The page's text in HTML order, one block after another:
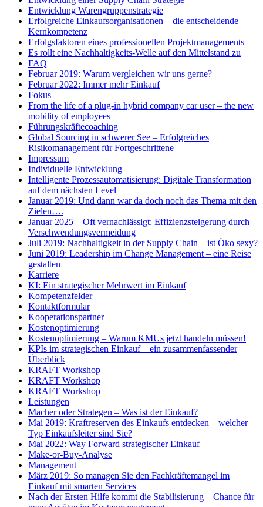
Entwicklung Warengruppenstrategie
Erfolgreiche Einkaufsorganisationen – die entscheidende
Kernkompetenz
Erfolgsfaktoren eines professionellen Projektmanagements
Es rollt eine Nachhaltigkeits-Welle auf den Mittelstand zu
FAQ
Februar 2019: Warum vergleichen wir uns gerne?
Februar 2022: Immer mehr Einkauf
Fokus
From the life of a plug-in hybrid company car user – the new
mobility of employees
Führungskräftecoaching
Global Sourcing in schwerer See – Erfolgreiches
Risikomanagement für Fortgeschrittene
Impressum
Individuelle Entwicklung
Intelligente Prozessautomatisierung: Digitale Transformation
auf dem nächsten Level
Januar 2019: Und dann war da doch noch das Thema mit den
Zielen….
Januar 2025 – Oft vernachlässigt: Effizienzsteigerung durch
Verschwendungsvermeidung
Juli 2019: Nachhaltigkeit in der Supply Chain – ist Öko sexy?
Juni 2019: Leadership im Change Management – eine Reise
gestalten
Karriere
KI: Ein strategischer Mehrwert im Einkauf
Kompetenzfelder
Kontaktformular
Kooperationspartner
Kostenoptimierung
Kostenoptimierung – Warum KMUs jetzt handeln müssen!
KPIs im strategischen Einkauf – ein zusammenfassender
Überblick
KRAFT Workshop
KRAFT Workshop
KRAFT Workshop
Leistungen
Macher oder Strategen – Was ist der Einkauf?
Mai 2019: Kraftreserven des Einkaufs entdecken – welcher
Typ Einkaufsleiter sind Sie?
Mai 2022: Way Forward strategischer Einkauf
Make-or-Buy-Analyse
Management
März 2019: So managen Sie den Fachkräftemangel im
Einkauf mit smarten Services
Nach der Ersten Hilfe kommt die Stabilisierung – Chance für